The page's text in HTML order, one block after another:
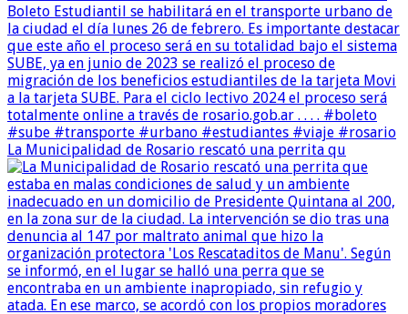
La Municipalidad de Rosario rescató una perrita qu